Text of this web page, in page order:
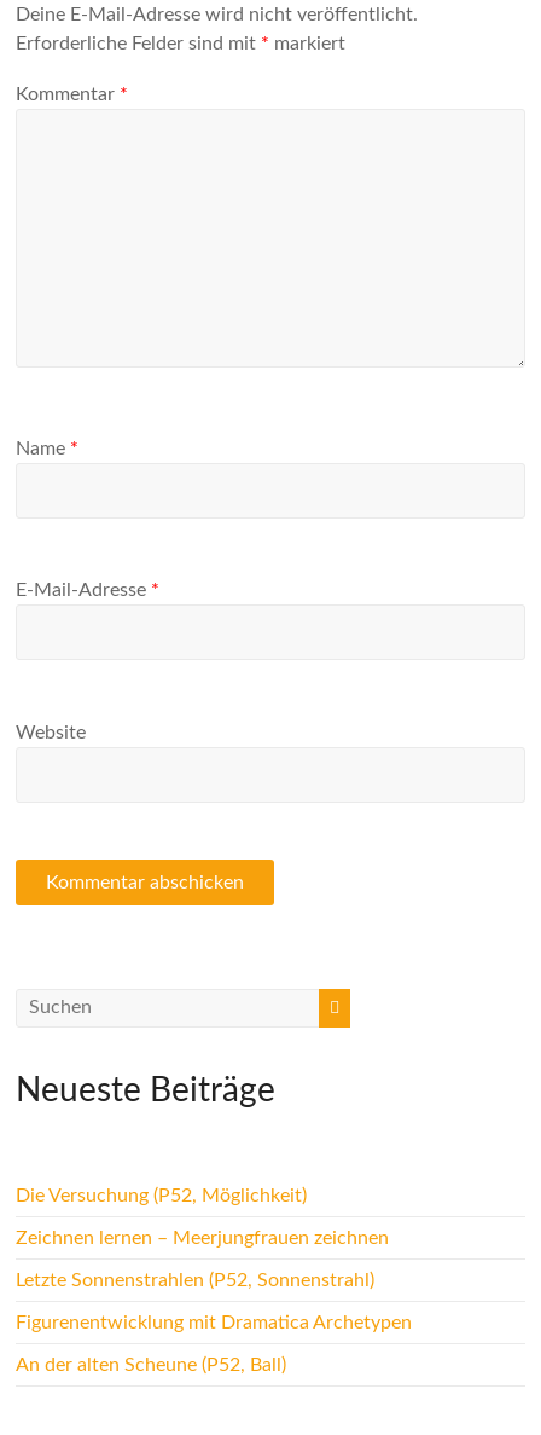
Deine E-Mail-Adresse wird nicht veröffentlicht.
Erforderliche Felder sind mit * markiert
Kommentar *
Name *
E-Mail-Adresse *
Website
Neueste Beiträge
Die Versuchung (P52, Möglichkeit)
Zeichnen lernen – Meerjungfrauen zeichnen
Letzte Sonnenstrahlen (P52, Sonnenstrahl)
Figurenentwicklung mit Dramatica Archetypen
An der alten Scheune (P52, Ball)